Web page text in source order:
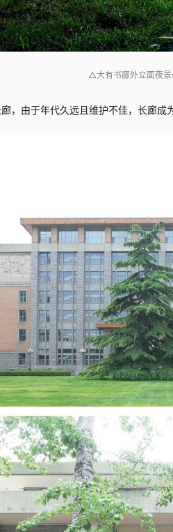
△大有书廊外立面夜
，由于年代久远且维护不佳，长廊成